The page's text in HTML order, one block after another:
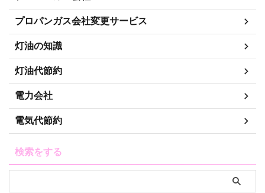
プロパンガス会社変更サービス
灯油の知識
灯油代節約
電力会社
電気代節約
検索をする